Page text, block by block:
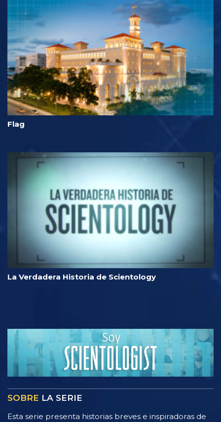
Flag
La Verdadera Historia de Scientology
SOBRE LA SERIE
Esta serie presenta historias breves e inspiradoras de